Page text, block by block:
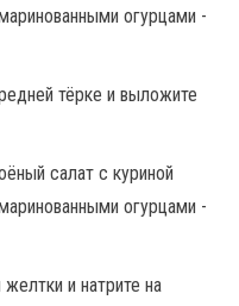
тёрке и выложите
и натрите на